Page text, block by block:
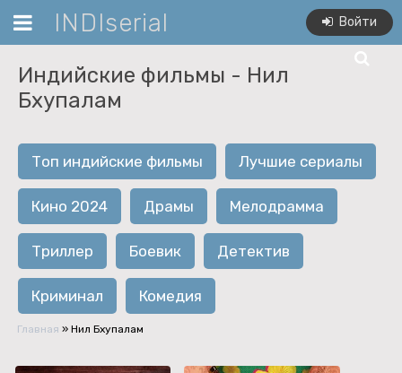
INDIserial Войти
Индийские фильмы - Нил
Бхупалам
Топ индийские фильмы Лучшие сериалы
Кино 2024 Драмы Мелодрамма
Триллер Боевик Детектив
Криминал Комедия
Главная » Нил Бхупалам